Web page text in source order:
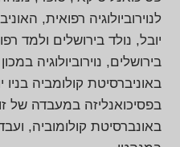
לנוירוביולוגיה רפואית,
יובל, נולד בירושלים ולמד
בירושלים, נוירוביולוגיה
באוניברסיטת קולומביה
בפסיכואנליזה במעבדה של
באונברסיטת קולומוביה,